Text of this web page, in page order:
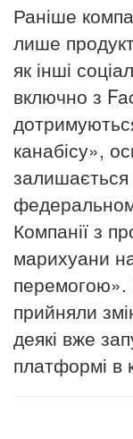
Раніше
лише
як інші
включно з
канабісу»,
Компанії з
марихуани
перемогою».
прийняли
деякі вже
платформі в